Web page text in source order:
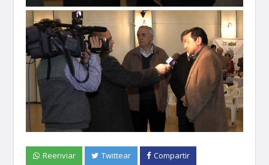
Reenviar Twittear Compartir